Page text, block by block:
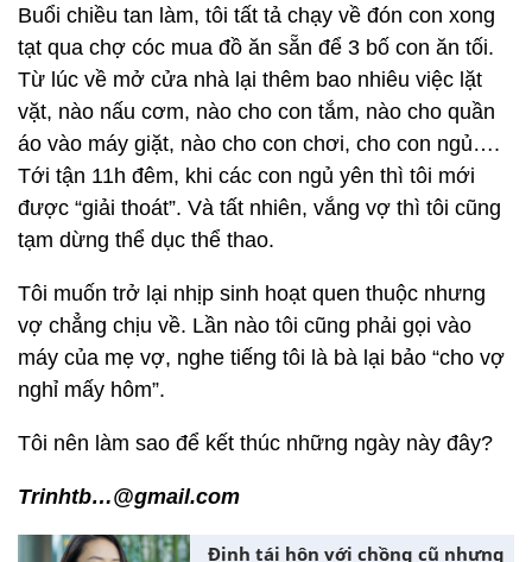
Buổi chiều tan làm, tôi tất tả chạy về đón con xong
tạt qua chợ cóc mua đồ ăn sẵn để 3 bố con ăn tối.
Từ lúc về mở cửa nhà lại thêm bao nhiêu việc lặt
vặt, nào nấu cơm, nào cho con tắm, nào cho quần
áo vào máy giặt, nào cho con chơi, cho con ngủ….
Tới tận 11h đêm, khi các con ngủ yên thì tôi mới
được “giải thoát”. Và tất nhiên, vắng vợ thì tôi cũng
tạm dừng thể dục thể thao.
Tôi muốn trở lại nhịp sinh hoạt quen thuộc nhưng
vợ chẳng chịu về. Lần nào tôi cũng phải gọi vào
máy của mẹ vợ, nghe tiếng tôi là bà lại bảo “cho vợ
nghỉ mấy hôm”.
Tôi nên làm sao để kết thúc những ngày này đây?
Trinhtb…@gmail.com
Định tái hôn với chồng cũ nhưng